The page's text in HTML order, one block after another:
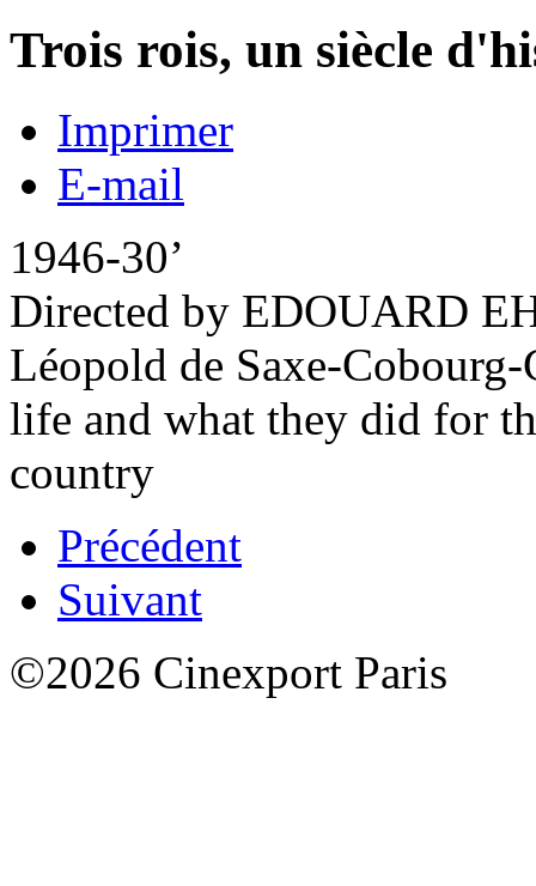
Trois rois, un siècle
Imprimer
E-mail
1946-30’
Directed by EDOUARD
Léopold de Saxe-
life and what they did for
country
Précédent
Suivant
©2026 Cinexport Paris